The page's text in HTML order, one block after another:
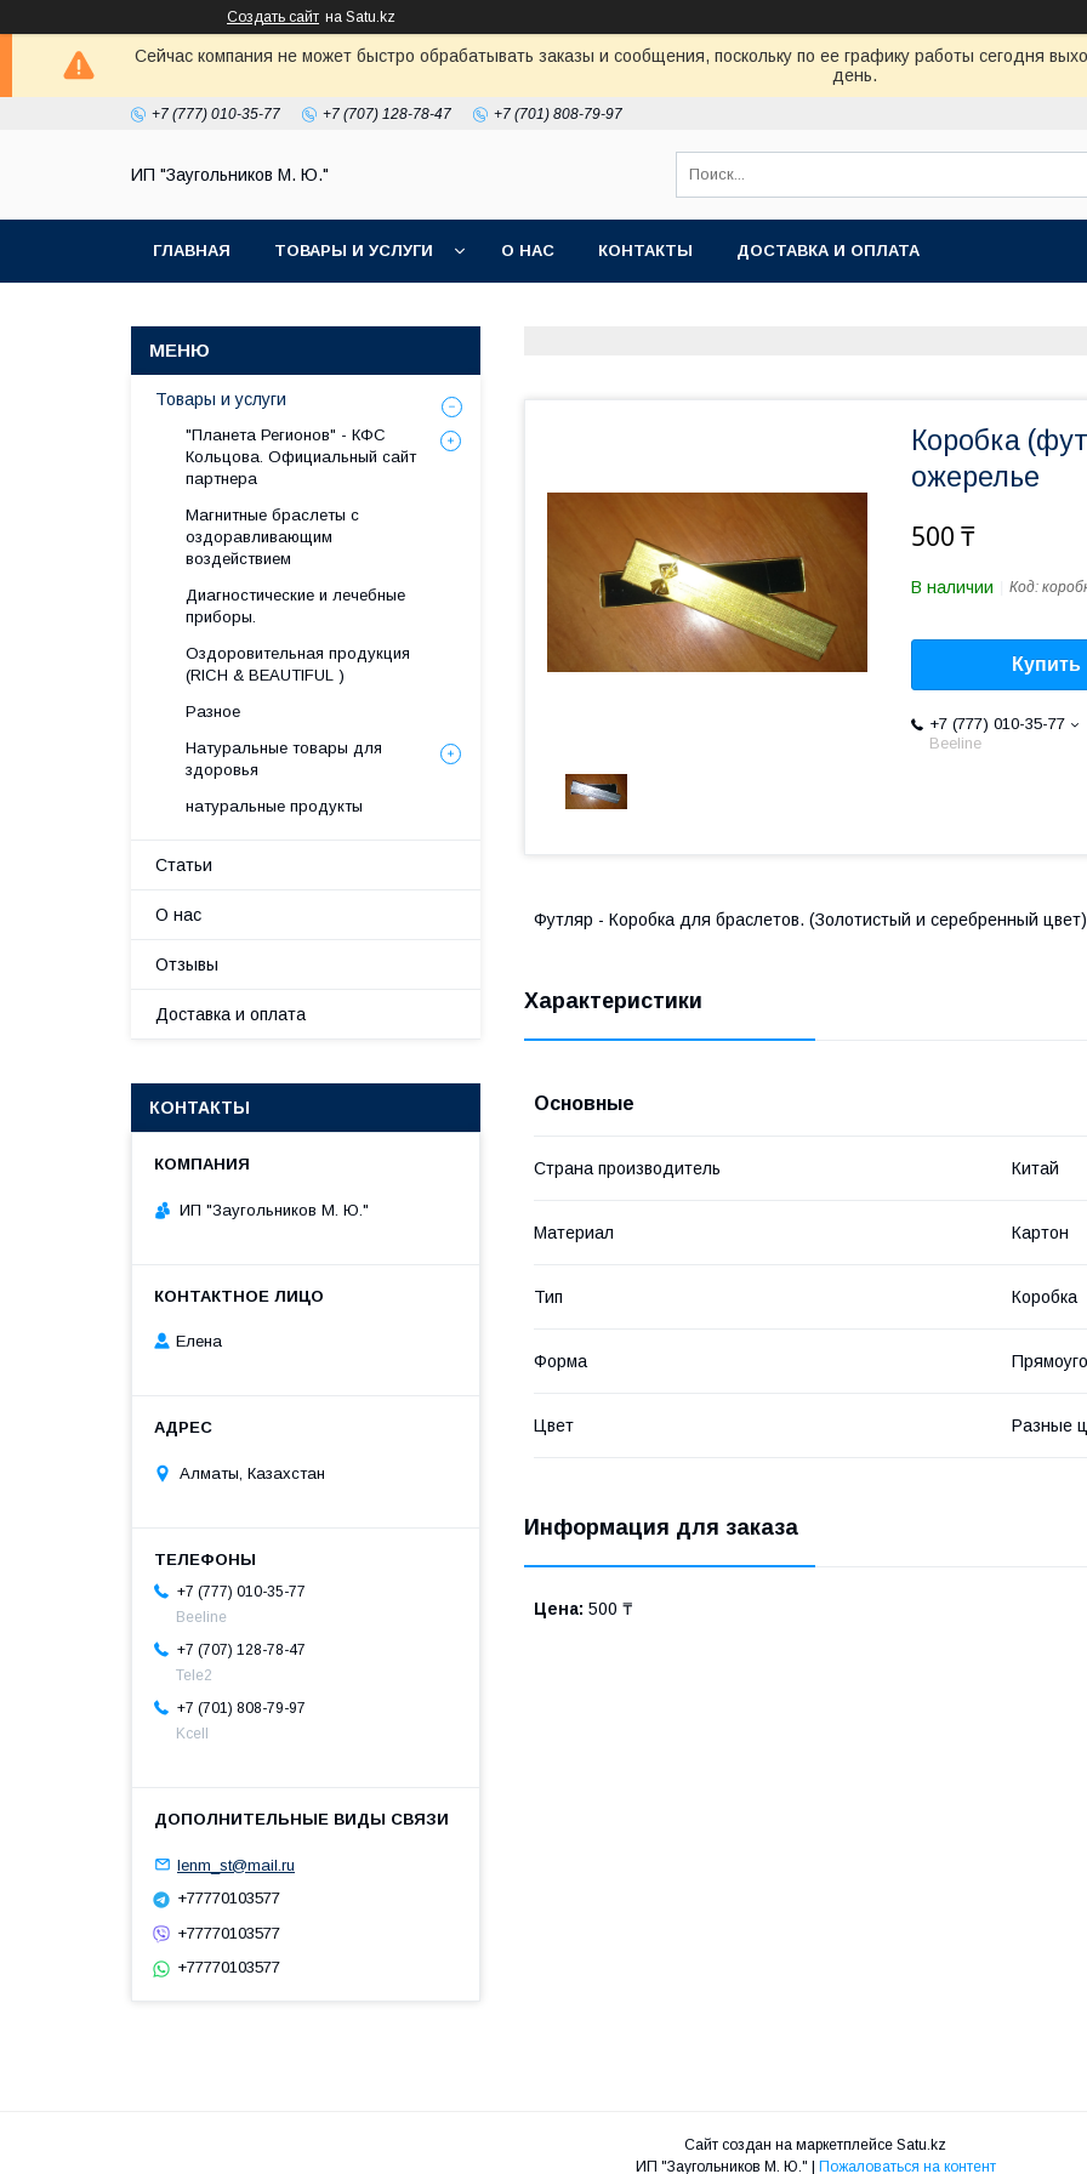
Создать сайт на Satu.kz
Сейчас компания не может быстро обрабатывать заказы и сообщения, поскольку по ее графику работы сегодня
день.
+7 (777) 010-35-77 +7 (707) 128-78-47 +7 (701) 808-79-97
ИП "Заугольников М. Ю."
ГЛАВНАЯ ТОВАРЫ И УСЛУГИ О НАС КОНТАКТЫ ДОСТАВКА И ОПЛАТА
Коробка
ожерелье
500 ₸
В наличии Код:
Купить
+7 (777) 010-35-77
Beeline
Футляр - Коробка для браслетов. (Золотистый и серебренный цвет)
Характеристики
Основные
Страна производитель Китай
Материал Картон
Тип Коробка
Форма
Цвет Разные
Информация для заказа
Цена: 500 ₸
Товары и услуги
"Планета Регионов" - КФС
Кольцова. Официальный сайт
партнера
Магнитные браслеты с
оздоравливающим
воздействием
Диагностические и лечебные
приборы.
Оздоровительная продукция
(RICH & BEAUTIFUL )
Разное
Натуральные товары для
здоровья
натуральные продукты
Статьи
О нас
Отзывы
Доставка и оплата
КОНТАКТЫ
ИП "Заугольников М. Ю."
Елена
Алматы, Казахстан
+7 (777) 010-35-77
Beeline
+7 (707) 128-78-47
Теle2
+7 (701) 808-79-97
Kcell
lenm_st@mail.ru
+77770103577
+77770103577
+77770103577
Сайт создан на маркетплейсе Satu.kz
Пожаловаться на контент